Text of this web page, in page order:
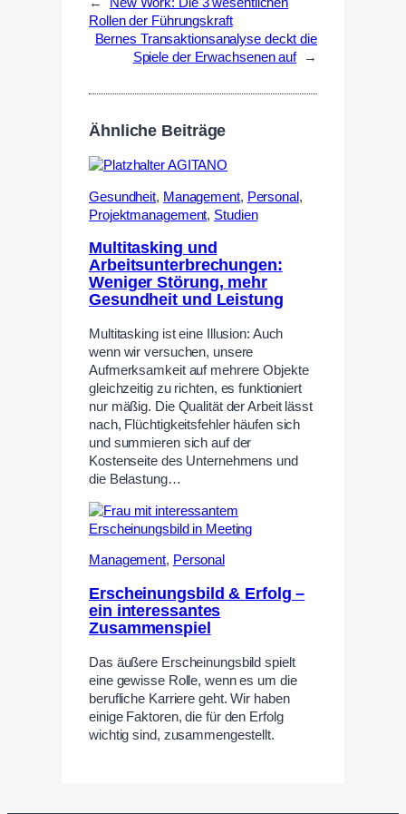
Rollen der Führungskraft
Bernes Transaktionsanalyse deckt die
Spiele der Erwachsenen auf
→
Ähnliche Beiträge
Gesundheit, Management, Personal ,
Projektmanagement, Studien
Multitasking und
Arbeitsunterbrechungen:
Weniger Störung, mehr
Gesundheit und Leistung
Multitasking ist eine Illusion: Auch
wenn wir versuchen, unsere
Aufmerksamkeit auf mehrere Objekte
gleichzeitig zu richten, es funktioniert
nur mäßig. Die Qualität der Arbeit lässt
nach, Flüchtigkeitsfehler häufen sich
und summieren sich auf der
Kostenseite des Unternehmens und
die Belastung…
Management, Personal
Erscheinungsbild & Erfolg –
ein interessantes
Zusammenspiel
Das äußere Erscheinungsbild spielt
eine gewisse Rolle, wenn es um die
berufliche Karriere geht. Wir haben
einige Faktoren, die für den Erfolg
wichtig sind, zusammengestellt.